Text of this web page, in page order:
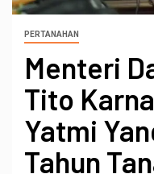
PERTANAHAN
Menteri
Tito
Yatmi
Tahun